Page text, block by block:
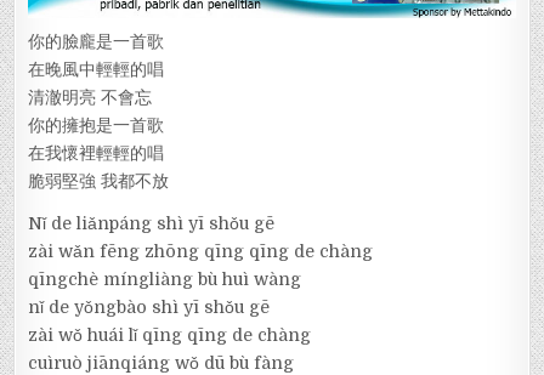
你的臉龐是一首歌
在晚風中輕輕的唱
清澈明亮 不會忘
你的擁抱是一首歌
在我懷裡輕輕的唱
脆弱堅強 我都不放
Nǐ de liǎnpáng shì yī shǒu gē
zài wǎn fēng zhōng qīng qīng de chàng
qīngchè míngliàng bù huì wàng
nǐ de yǒngbào shì yī shǒu gē
zài wǒ huái lǐ qīng qīng de chàng
cuìruò jiānqiáng wǒ dū bù fàng